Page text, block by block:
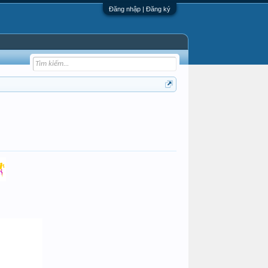
Đăng nhập | Đăng ký